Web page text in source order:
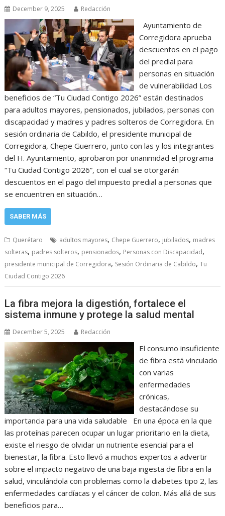
December 9, 2025 Redacción
Ayuntamiento de
Corregidora aprueba
descuentos en el pago
del predial para
personas en situación
de vulnerabilidad Los
beneficios de “Tu Ciudad Contigo 2026” están destinados
para adultos mayores, pensionados, jubilados, personas con
discapacidad y madres y padres solteros de Corregidora. En
sesión ordinaria de Cabildo, el presidente municipal de
Corregidora, Chepe Guerrero, junto con las y los integrantes
del H. Ayuntamiento, aprobaron por unanimidad el programa
“Tu Ciudad Contigo 2026”, con el cual se otorgarán
descuentos en el pago del impuesto predial a personas que
se encuentren en situación…
SABER MÁS
Querétaro adultos mayores, Chepe Guerrero, jubilados, madres
solteras, padres solteros, pensionados, Personas con Discapacidad,
presidente municipal de Corregidora, Sesión Ordinaria de Cabildo,Tu
Ciudad Contigo 2026
La fibra mejora la digestión, fortalece el
sistema inmune y protege la salud mental
December 5, 2025 Redacción
El consumo insuficiente
de fibra está vinculado
con varias
enfermedades
crónicas,
destacándose su
importancia para una vida saludable En una época en la que
las proteínas parecen ocupar un lugar prioritario en la dieta,
existe el riesgo de olvidar un nutriente esencial para el
bienestar, la fibra. Esto llevó a muchos expertos a advertir
sobre el impacto negativo de una baja ingesta de fibra en la
salud, vinculándola con problemas como la diabetes tipo 2, las
enfermedades cardíacas y el cáncer de colon. Más allá de sus
beneficios para…